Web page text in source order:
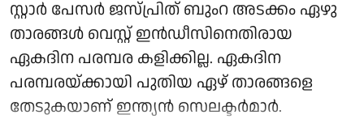
സ്റ്റാർ പേസർ ജസ്പ്രിത് ബുംറ അടക്കം ഏഴു
താരങ്ങൾ വെസ്റ്റ് ഇൻഡീസിനെതിരായ
ഏകദിന പരമ്പര കളിക്കില്ല. ഏകദിന
പരമ്പരയ്ക്കായി പുതിയ ഏഴ് താരങ്ങളെ
തേടുകയാണ് ഇന്ത്യൻ സെലക്ടർമാർ.